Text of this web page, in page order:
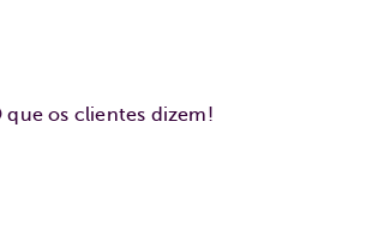
que os clientes dizem!